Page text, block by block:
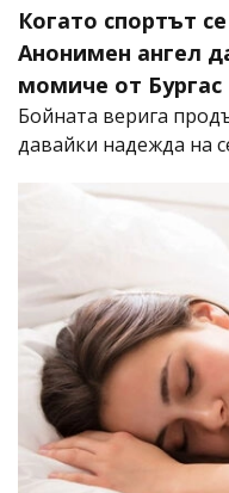
Когато спортът
Анонимен ангел
момиче от Бургас
Бойната верига
давайки надежда на